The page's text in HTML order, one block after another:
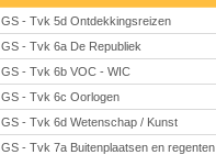
GS - Tvk 5d Ontdekkingsreizen
GS - Tvk 6a De Republiek
GS - Tvk 6b VOC - WIC
GS - Tvk 6c Oorlogen
GS - Tvk 6d Wetenschap / Kunst
GS - Tvk 7a Buitenplaatsen en regenten